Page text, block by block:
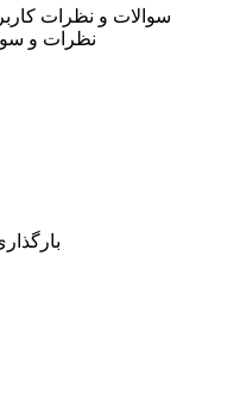
سوالات و نظرات
نظرات و